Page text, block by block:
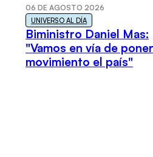
06 DE AGOSTO 2026
UNIVERSO AL DÍA
Biministro Daniel Mas:
"Vamos en vía de
movimiento el país"